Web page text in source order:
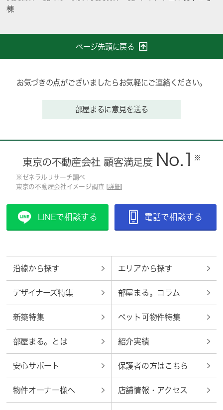
棟
ページ先頭に戻る
お気づきの点がございましたらお気軽にご連絡ください。
部屋まるに意見を送る
東京の不動産会社 顧客満足度 No.1 ※
※ゼネラルリサーチ調べ
東京の不動産会社イメージ調査 [ 詳細
LINEで相談する 電話で相談する
沿線から探す エリアから探す
デザイナーズ特集 部屋まる。コラム
新築特集 ペット可物件特集
部屋まる。とは 紹介実績
安心サポート 保護者の方はこちら
物件オーナー様へ 店舗情報・アクセス